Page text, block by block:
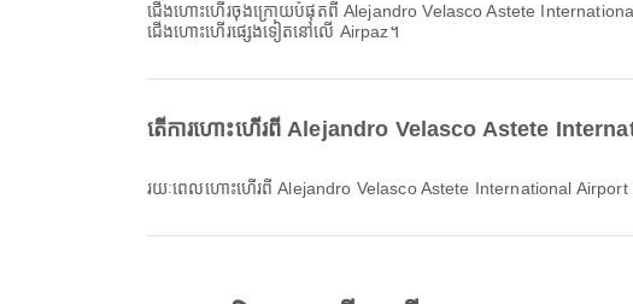
ជើងហោះហើរចុងក្រោយបំផុតពី Alejandro Velasco Astete International Airport ទៅ Bogotá ជាមួយ Avianca ចេញដំណើរនៅម៉ោង 17:10។ អ្នកអាចមើលកាលវិភាគនេះ និងប្រៀបធៀបជម្រើស
ជើងហោះហើរផ្សេងទៀតនៅលើ Airpaz។
តើការហោះហើរពី Alejandro Velasco Astete
រយៈពេលហោះហើរពី Alejandro Velasco Astete International